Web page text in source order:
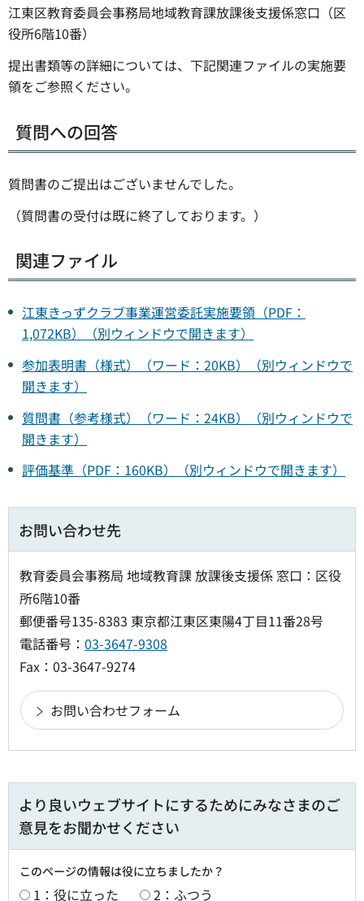
江東区教育委員会事務局地域教育課放課後支援係窓口（区
役所6階10番）
提出書類等の詳細については、下記関連ファイルの実施要
領をご参照ください。
質問への回答
質問書のご提出はございませんでした。
（質問書の受付は既に終了しております。）
関連ファイル
江東きっずクラブ事業運営委託実施要領（PDF：
1,072KB）（別ウィンドウで開きます）
参加表明書（様式）（ワード：20KB）（別ウィンドウで
開きます）
質問書（参考様式）（ワード：24KB）（別ウィンドウで
開きます）
評価基準（PDF：160KB）（別ウィンドウで開きます）
お問い合わせ先
教育委員会事務局 地域教育課 放課後支援係 窓口：区役
所6階10番
郵便番号135-8383 東京都江東区東陽4丁目11番28号
電話番号： 03-3647-9308
Fax：03-3647-9274
より良いウェブサイトにするためにみなさまのご
意見をお聞かせください
このページの情報は役に立ちましたか？
1：役に立った 2：ふつう